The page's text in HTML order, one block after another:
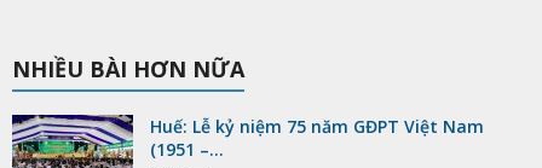
NHIỀU BÀI HƠN NỮA
Huế: Lễ kỷ niệm 75 năm GĐPT Việt Nam
(1951 –...